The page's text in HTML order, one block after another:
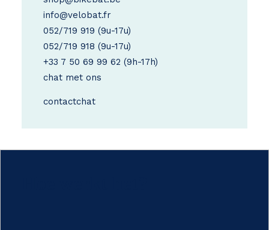
info@velobat.fr
052/719 919 (9u-17u)
052/719 918 (9u-17u)
+33 7 50 69 99 62 (9h-17h)
chat met ons
contactchat